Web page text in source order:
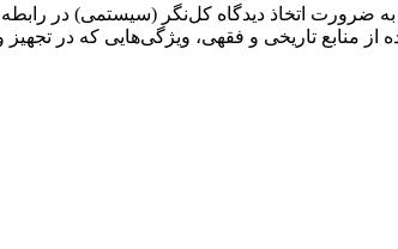
به ضرورت اتخاذ دیدگاه کل‌نگر (سیستمی) در
منابع تاریخی و فقهی، ویژگی‌هایی که در